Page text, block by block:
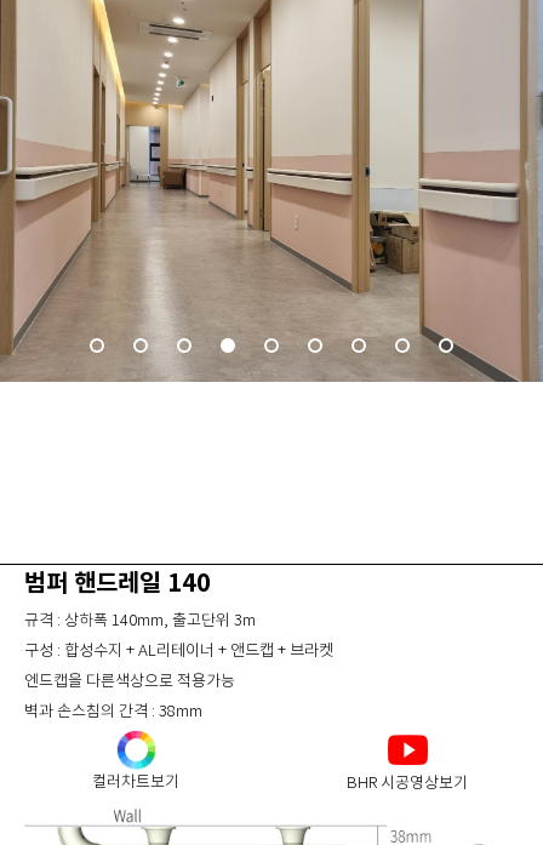
범퍼 핸드레일 140
규격 : 상하폭 140mm, 출고단위 3m
구성 : 합성수지 + AL리테이너 + 앤드캡 + 브라켓
엔드캡을 다른색상으로 적용가능
벽과 손스침의 간격 : 38mm
컬러차트보기 BHR 시공영상보기